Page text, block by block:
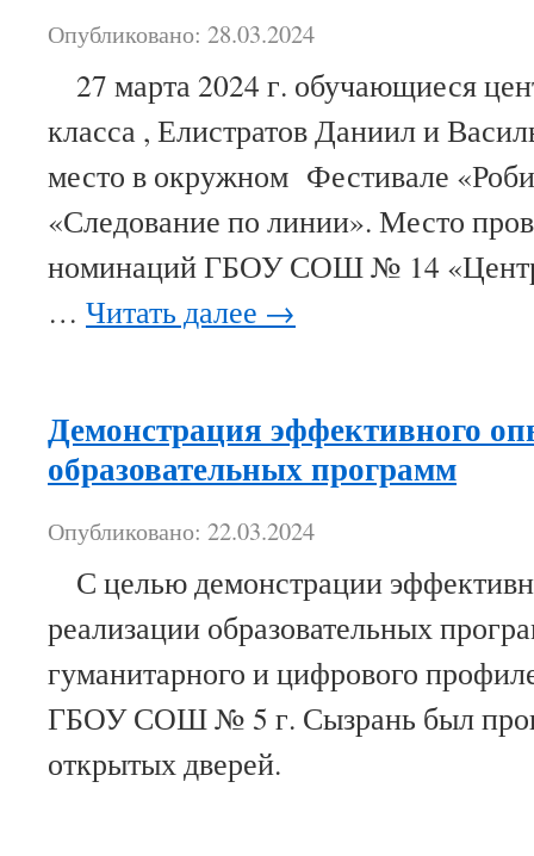
Опубликовано: 28.03.2024
27 марта 2024 г. обучающиеся
класса , Елистратов Даниил и
место в окружном Фестивале
«Следование по линии». Место
номинаций ГБОУ СОШ № 14 «Центр
… Читать далее →
Демонстрация эффективного
образовательных программ
Опубликовано: 22.03.2024
С целью демонстрации
реализации образовательных
гуманитарного и цифрового
ГБОУ СОШ № 5 г. Сызрань был
открытых дверей.